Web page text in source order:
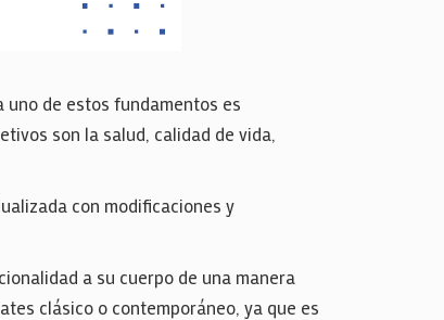
uno de estos fundamentos es
son la salud, calidad de vida,
con modificaciones y
a su cuerpo de una manera
clásico o contemporáneo, ya que es